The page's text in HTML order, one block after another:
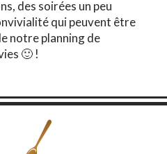
des soirées un peu
qui peuvent être
notre planning de
🙂 !